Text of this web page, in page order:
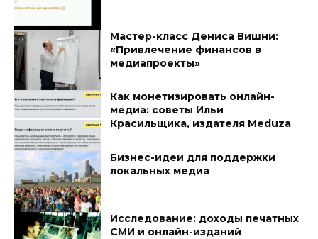
Мастер-класс Дениса Вишни:
«Привлечение финансов в
медиапроекты»
Как монетизировать онлайн-
медиа: советы Ильи
Красильщика, издателя Meduza
Бизнес-идеи для поддержки
локальных медиа
Исследование: доходы печатных
СМИ и онлайн-изданий